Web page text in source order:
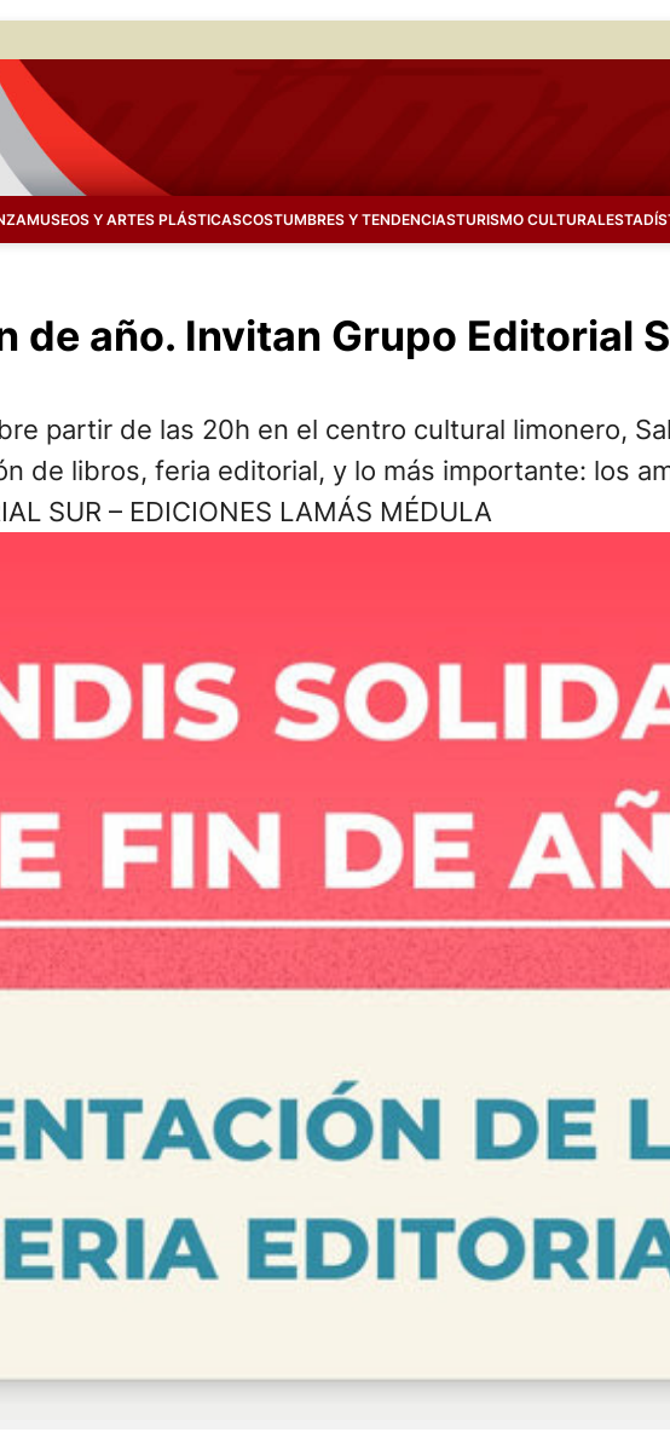
MUSEOS Y ARTES PLÁSTICASCOSTUMBRES Y TENDENCIASTURISMO CULTURAL
de año. Invitan Grupo Editorial
partir de las 20h en el centro cultural limonero,
de libros, feria editorial, y lo más importante: los
SUR – EDICIONES LAMÁS MÉDULA